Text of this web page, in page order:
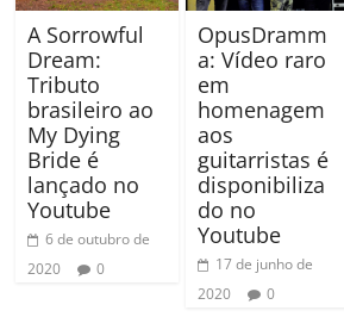
A Sorrowful
Dream:
Tributo
brasileiro ao
My Dying
Bride é
lançado no
Youtube
6 de outubro de
2020
0
OpusDramm
a: Vídeo raro
em
homenagem
aos
guitarristas é
disponibiliza
do no
Youtube
17 de junho de
2020
0